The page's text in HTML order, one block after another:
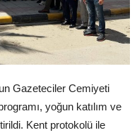
Gazeteciler Cemiyeti
yoğun katılım ve
Kent protokolü ile